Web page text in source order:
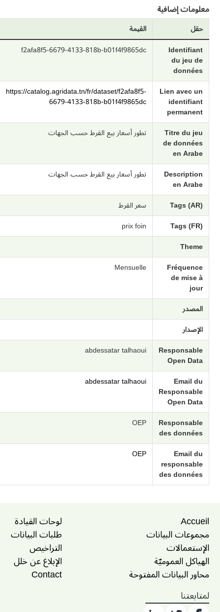
معلومات إضافية
حقل
القيمة
Identifiant
du jeu de
données
f2afa8f5-6679-4133-818b-b01f4f9865dc
Lien avec un
identifiant
permanent
https://catalog.agridata.tn/fr/dataset/f2afa8f5-
6679-4133-818b-b01f4f9865dc
Titre du jeu
de données
en Arabe
تطور أسعار بيع القرط حسب الجهات
Description
en Arabe
تطور أسعار بيع القرط حسب الجهات
Tags (AR)
سعر القرط
Tags (FR)
prix foin
Theme
Fréquence
de mise à
jour
Mensuelle
المصدر
الإصدار
Responsable
Open Data
abdessatar talhaoui
Email du
Responsable
Open Data
abdessatar talhaoui
Responsable
des données
OEP
Email du
responsable
des données
OEP
Accueil
مجموعات البيانات
الإستعمالات
الهياكل العموميّة
محاور البيانات المفتوحة
لوحات القيادة
طلبات البيانات
التراخيص
الإبلاغ عن خلل
Contact
لمتابعتنا